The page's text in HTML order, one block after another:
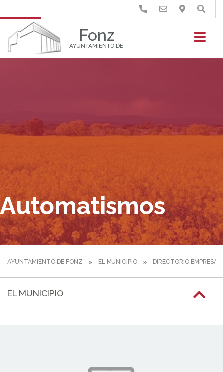
Fonz
AYUNTAMIENTO DE
Buscar
Automatismos
AYUNTAMIENTO DE FONZ EL MUNICIPIO DIRECTORIO
EL MUNICIPIO